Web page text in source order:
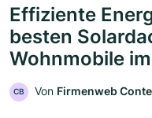
Effiziente
besten
Wohnmobile
CB Von Firmenweb